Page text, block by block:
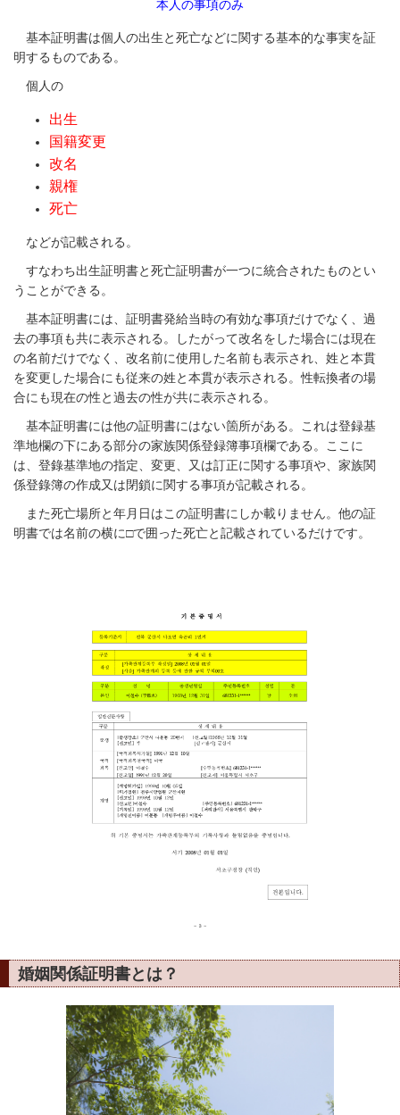
本人の事項のみ
基本証明書は個人の出生と死亡などに関する基本的な事実を証
明するものである。
個人の
出生
国籍変更
改名
親権
死亡
などが記載される。
すなわち出生証明書と死亡証明書が一つに統合されたものとい
うことができる。
基本証明書には、証明書発給当時の有効な事項だけでなく、過
去の事項も共に表示される。したがって改名をした場合には現在
の名前だけでなく、改名前に使用した名前も表示され、姓と本貫
を変更した場合にも従来の姓と本貫が表示される。性転換者の場
合にも現在の性と過去の性が共に表示される。
基本証明書には他の証明書にはない箇所がある。これは登録基
準地欄の下にある部分の家族関係登録簿事項欄である。ここに
は、登錄基準地の指定、変更、又は訂正に関する事項や、家族関
係登錄簿の作成又は閉鎖に関する事項が記載される。
また死亡場所と年月日はこの証明書にしか載りません。他の証
明書では名前の横に□で囲った死亡と記載されているだけです。
婚姻関係証明書とは？